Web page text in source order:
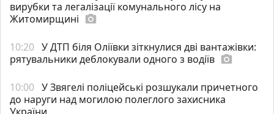
вирубки та легалізації комунального лісу на
Житомирщині photo_camera
10:20 У ДТП біля Оліївки зіткнулися дві вантажівки:
рятувальники деблокували одного з водіїв photo_camera
10:00 У Звягелі поліцейські розшукали причетного
до наруги над могилою полеглого захисника
України